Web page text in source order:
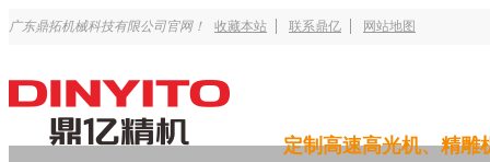
广东鼎拓机械科技有限公司官网！ 收藏本站 联系鼎亿 网站地图
定制高速高光机、精雕